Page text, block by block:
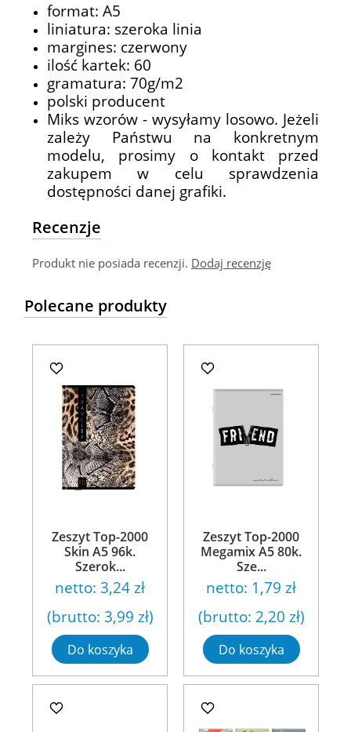
format: A5
liniatura: szeroka linia
margines: czerwony
ilość kartek: 60
gramatura: 70g/m2
polski producent
Miks wzorów - wysyłamy losowo. Jeżeli
zależy Państwu na konkretnym
modelu, prosimy o kontakt przed
zakupem w celu sprawdzenia
dostępności danej grafiki.
Recenzje
Produkt nie posiada recenzji. Dodaj recenzję
Polecane produkty
Zeszyt Top-2000
Skin A5 96k.
Szerok...
netto: 3,24 zł
(brutto: 3,99 zł)
Do koszyka
Zeszyt Top-2000
Megamix A5 80k.
Sze...
netto: 1,79 zł
(brutto: 2,20 zł)
Do koszyka